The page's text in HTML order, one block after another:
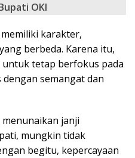
OKI
karakter,
berbeda. Karena itu,
tetap berfokus pada
semangat dan
janji
mungkin tidak
begitu, kepercayaan